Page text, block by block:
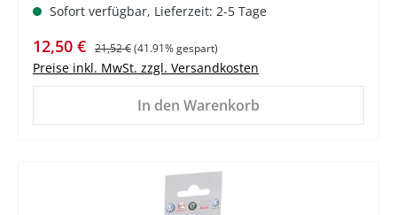
Sofort verfügbar, Lieferzeit: 2-5 Tage
Verkaufspreis:
12,50 € Regulärer Preis:
21,52 €(41.91% gespart)
Preise inkl. MwSt. zzgl. Versandkosten
In den Warenkorb